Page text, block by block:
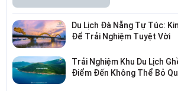
Du Lịch Đà Nẵng Tự Túc:
Để Trải Nghiệm Tuyệt Vời
Trải Nghiệm Khu Du Lịch
Điểm Đến Không Thể Bỏ